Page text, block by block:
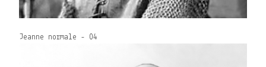
Jeanne normale - 04